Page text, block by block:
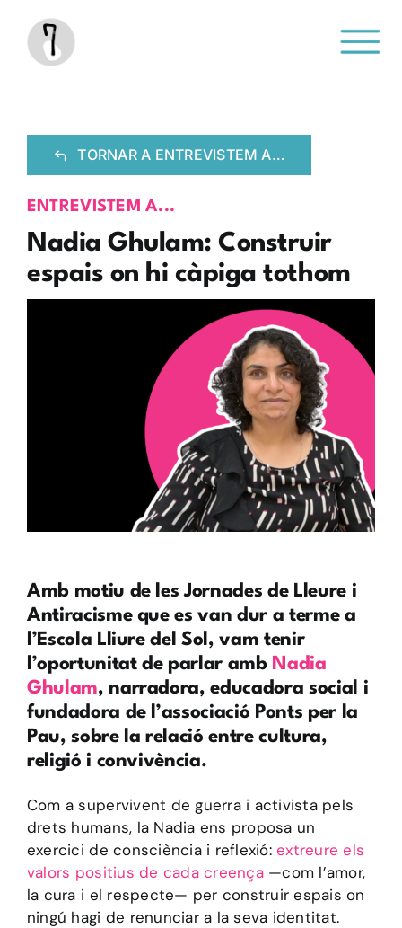
contenido
TORNAR A ENTREVISTEM A…
ENTREVISTEM A...
Nadia Ghulam: Construir
espais on hi càpiga tothom
Amb motiu de les Jornades de Lleure i
Antiracisme que es van dur a terme a
l’Escola Lliure del Sol, vam tenir
l’oportunitat de parlar amb Nadia
Ghulam, narradora, educadora social i
fundadora de l’associació Ponts per la
Pau, sobre la relació entre cultura,
religió i convivència.
Com a supervivent de guerra i activista pels
drets humans, la Nadia ens proposa un
exercici de consciència i reflexió:extreure els
valors positius de cada creença—com l’amor,
la cura i el respecte— per construir espais on
ningú hagi de renunciar a la seva identitat.